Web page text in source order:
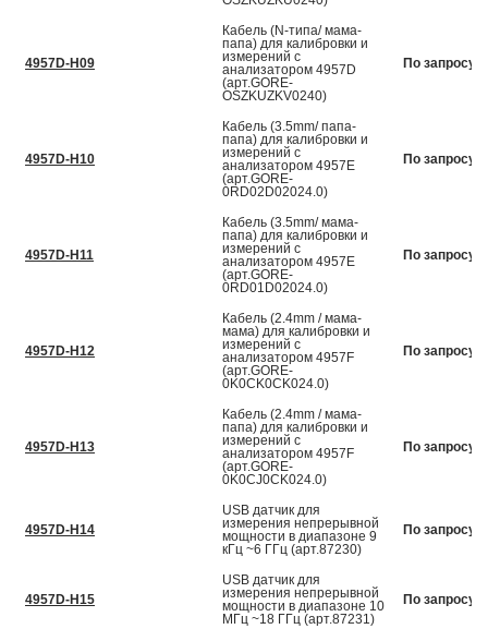
4957D-H09
Кабель (N-типа/ мама-
папа) для калибровки и
измерений с
анализатором 4957D
(арт.GORE-
OSZKUZKV0240)
По запросу
4957D-H10
Кабель (3.5mm/ папа-
папа) для калибровки и
измерений с
анализатором 4957E
(арт.GORE-
0RD02D02024.0)
По запросу
4957D-H11
Кабель (3.5mm/ мама-
папа) для калибровки и
измерений с
анализатором 4957E
(арт.GORE-
0RD01D02024.0)
По запросу
4957D-H12
Кабель (2.4mm / мама-
мама) для калибровки и
измерений с
анализатором 4957F
(арт.GORE-
0K0CK0CK024.0)
По запросу
4957D-H13
Кабель (2.4mm / мама-
папа) для калибровки и
измерений с
анализатором 4957F
(арт.GORE-
0K0CJ0CK024.0)
По запросу
4957D-H14
USB датчик для
измерения непрерывной
мощности в диапазоне 9
кГц ~6 ГГц (арт.87230)
По запросу
4957D-H15
USB датчик для
измерения непрерывной
мощности в диапазоне 10
МГц ~18 ГГц (арт.87231)
По запросу